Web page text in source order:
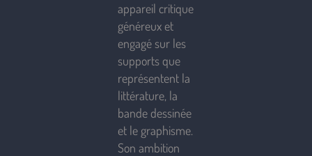
appareil critique
généreux et
engagé sur les
supports que
représentent la
littérature, la
bande dessinée
et le graphisme.
Son ambition